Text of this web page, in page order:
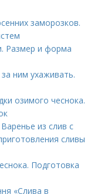
заморозков.
Размер и форма
ним ухаживать.
озимого чеснока.
из слив с
сливы
Подготовка
«Слива в